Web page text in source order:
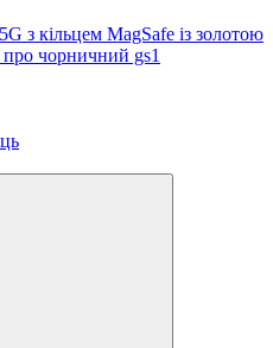
з кільцем MagSafe із золотою
чорничний gs1